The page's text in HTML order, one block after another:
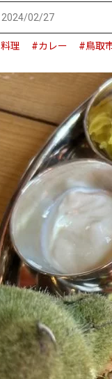
2024/02/27
理 #カレー #鳥取